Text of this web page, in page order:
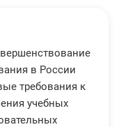
в России
требования к
учебных